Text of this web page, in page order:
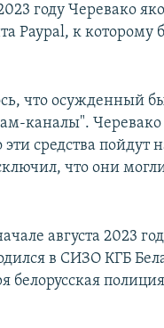
году Черевако
Paypal, к которому
что осужденный
каналы". Черевако
эти средства
что они
августа 2023
в СИЗО КГБ
белорусская